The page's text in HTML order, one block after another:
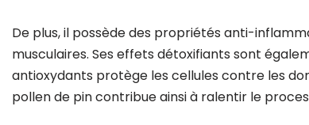
De plus, il possède des propriétés anti-
musculaires. Ses effets détoxifiants sont
antioxydants protège les cellules contre les
pollen de pin contribue ainsi à ralentir le